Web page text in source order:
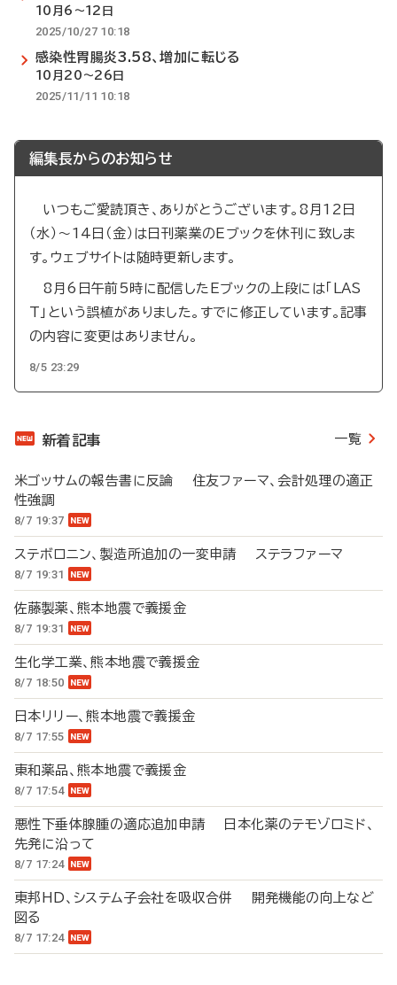
10月6～12日
2025/10/27 10:18
感染性胃腸炎3.58、増加に転じる
10月20～26日
2025/11/11 10:18
編集長からのお知らせ
いつもご愛読頂き、ありがとうございます。8月12日
（水）～14日（金）は日刊薬業のEブックを休刊に致しま
す。ウェブサイトは随時更新します。
8月6日午前5時に配信したEブックの上段には「LAS
T」という誤植がありました。すでに修正しています。記事
の内容に変更はありません。
8/5 23:29
新着記事 一覧
米ゴッサムの報告書に反論 住友ファーマ、会計処理の適正
性強調
8/7 19:37
ステボロニン、製造所追加の一変申請 ステラファーマ
8/7 19:31
佐藤製薬、熊本地震で義援金
8/7 19:31
生化学工業、熊本地震で義援金
8/7 18:50
日本リリー、熊本地震で義援金
8/7 17:55
東和薬品、熊本地震で義援金
8/7 17:54
悪性下垂体腺腫の適応追加申請 日本化薬のテモゾロミド、
先発に沿って
8/7 17:24
東邦HD、システム子会社を吸収合併 開発機能の向上など
図る
8/7 17:24